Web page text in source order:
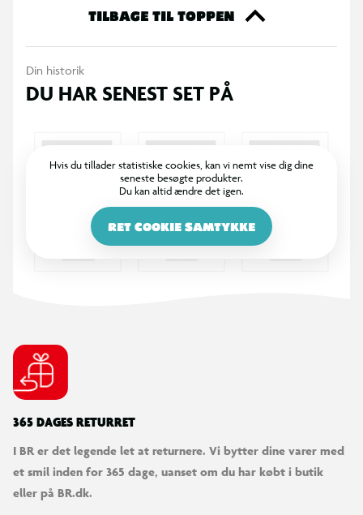
ekstra til din samling eller til at give den perfekte gave til en
TILBAGE TIL TOPPEN
Din historik
DU HAR SENEST SET PÅ
Hvis du tillader statistiske cookies, kan vi nemt vise dig dine
seneste besøgte produkter.
Du kan altid ændre det igen.
RET COOKIE SAMTYKKE
365 DAGES RETURRET
I BR er det legende let at returnere. Vi bytter dine varer med
et smil inden for 365 dage, uanset om du har købt i butik
eller på BR.dk.